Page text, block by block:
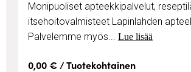
Monipuoliset apteekkipalvelut,
itsehoitovalmisteet Lapinlahden
Palvelemme myös... Lue lisää
0,00 € / Tuotekohtainen